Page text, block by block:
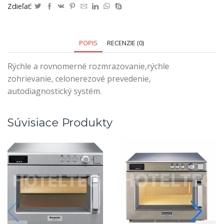
Zdieľať:
POPIS RECENZIE (0)
Rýchle a rovnomerné rozmrazovanie,rýchle
zohrievanie, celonerezové prevedenie,
autodiagnostický systém.
Súvisiace Produkty